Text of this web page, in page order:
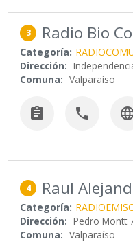
3 Radio Bio
Categoría:
Dirección:
Comuna: Valparaíso
 
4 Raul
Categoría:
Dirección: Pedro Montt
Comuna: Valparaíso